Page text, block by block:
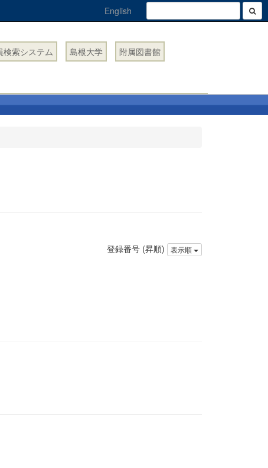
English
検索システム 島根大学 附属図書館
登録番号 (昇順) 表示順